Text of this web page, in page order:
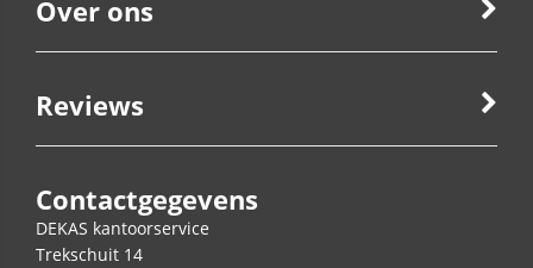
Over ons
Reviews
Contactgegevens
DEKAS kantoorservice
Trekschuit 14